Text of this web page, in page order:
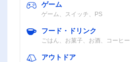
ゲーム
ゲーム、スイッチ、PS
フード・ドリンク
ごはん、お菓子、お酒、コーヒー
アウトドア